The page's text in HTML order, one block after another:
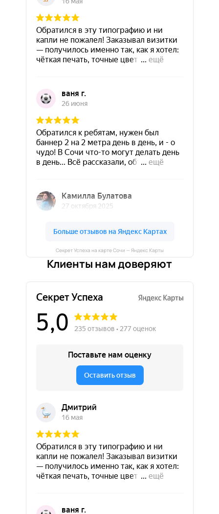
Секрет Успеха на карте Сочи — Яндекс Карты
Клиенты нам доверяют